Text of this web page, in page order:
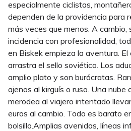
especialmente ciclistas,
dependen de la providencia para
más veces que menos. A cambio,
incidencia con profesionalidad,
en Biskek empieza la aventura.
arrastra el sello soviético. Los
amplio plato y son burócratas.
ajenos al kirguís o ruso. Una
merodea al viajero intentado
euros al cambio. Todo es barato
bolsillo.Amplias avenidas, líneas